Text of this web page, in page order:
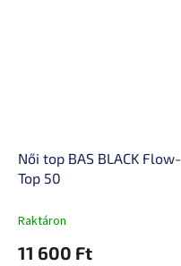
Női top BAS BLACK Flow-
Top 50
Raktáron
11 600 Ft